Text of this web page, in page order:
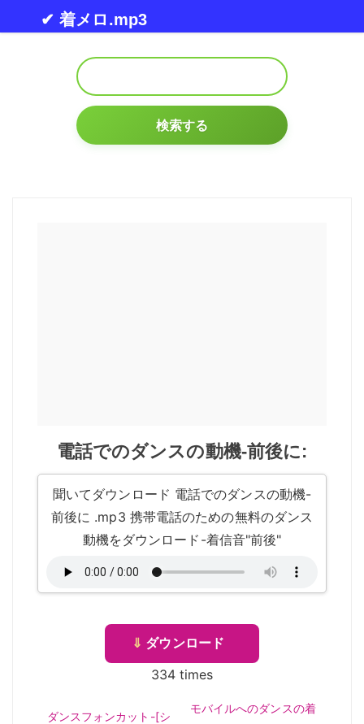
Skip to content
✔ 着メロ.mp3
検索する
電話でのダンスの動機-前後に:
聞いてダウンロード 電話でのダンスの動機-
前後に .mp3 携帯電話のための無料のダンス
動機をダウンロード-着信音"前後"
⇓ ダウンロード
334 times
ダンスフォンカット-[シ
モバイルへのダンスの着